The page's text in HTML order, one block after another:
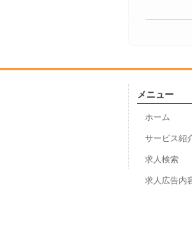
メニュー
ホーム
サービス紹
求人検索
求人広告内